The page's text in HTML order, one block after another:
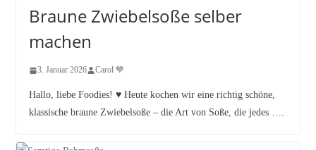
Braune Zwiebelsoße selber
machen
3. Januar 2026 Carol 💙
Hallo, liebe Foodies! ♥︎ Heute kochen wir eine richtig schöne,
klassische braune Zwiebelsoße – die Art von Soße, die jedes ….